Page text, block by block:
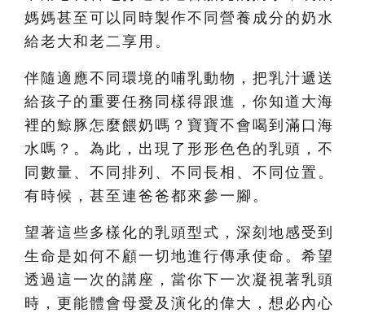
媽媽甚至可以同時製作不同營養成分的奶水
給老大和老二享用。
伴隨適應不同環境的哺乳動物，把乳汁遞送
給孩子的重要任務同樣得跟進，你知道大海
裡的鯨豚怎麼餵奶嗎？寶寶不會喝到滿口海
水嗎？。為此，出現了形形色色的乳頭，不
同數量、不同排列、不同長相、不同位置。
有時候，甚至連爸爸都來參一腳。
望著這些多樣化的乳頭型式，深刻地感受到
生命是如何不顧一切地進行傳承使命。希望
透過這一次的講座，當你下一次凝視著乳頭
時，更能體會母愛及演化的偉大，想必內心